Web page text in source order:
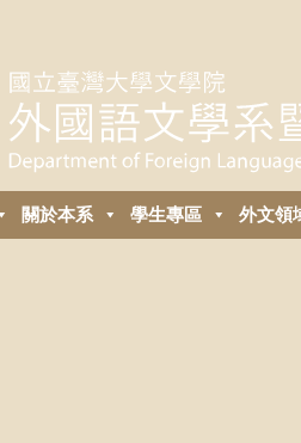
關於本系 學生專區 外⽂領